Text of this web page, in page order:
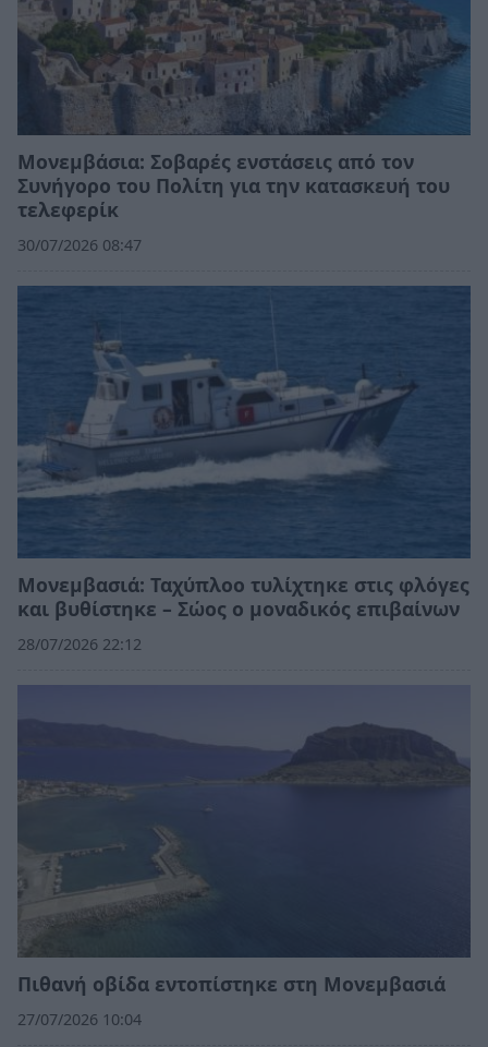
Moνεμβάσια: Σοβαρές ενστάσεις από τον
Συνήγορο του Πολίτη για την κατασκευή του
τελεφερίκ
30/07/2026 08:47
Μονεμβασιά: Ταχύπλοο τυλίχτηκε στις φλόγες
και βυθίστηκε – Σώος ο μοναδικός επιβαίνων
28/07/2026 22:12
Πιθανή οβίδα εντοπίστηκε στη Μονεμβασιά
27/07/2026 10:04